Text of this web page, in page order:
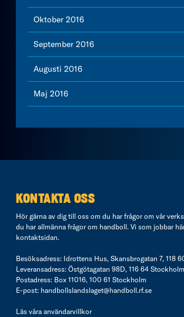
Oktober 2016
September 2016
Augusti 2016
Maj 2016
KONTAKTA OSS
Hör gärna av dig till oss om du har frågor om vår
du har allmänna frågor om handboll. Vi som jobbar
kontaktsidan.
Besöksadress: Idrottens Hus, Skansbrogatan 7, 118
Leveransadress: Östgötagatan 98D, 116 64 Stockholm
Postadress: Box 11016, 100 61 Stockholm
E-post: handbollslandslaget@handboll.rf.se
Läs våra användarvillkor